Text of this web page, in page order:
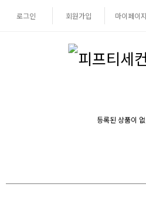
로그인 회원가입 마이페이지
등록된 상품이